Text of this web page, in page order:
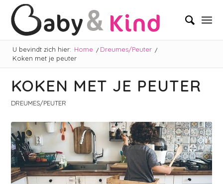
U bevindt zich hier: Home / Dreumes/Peuter /
Koken met je peuter
KOKEN MET JE PEUTER
DREUMES/PEUTER